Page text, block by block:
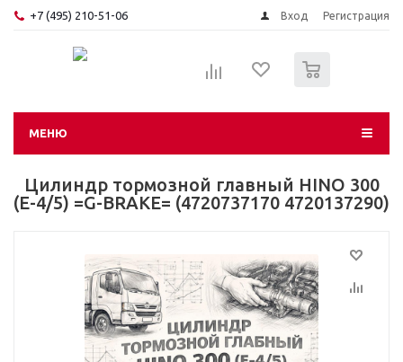
+7 (495) 210-51-06 Вход Регистрация
МЕНЮ
Цилиндр тормозной главный HINO 300
(E-4/5) =G-BRAKE= (4720737170 4720137290)